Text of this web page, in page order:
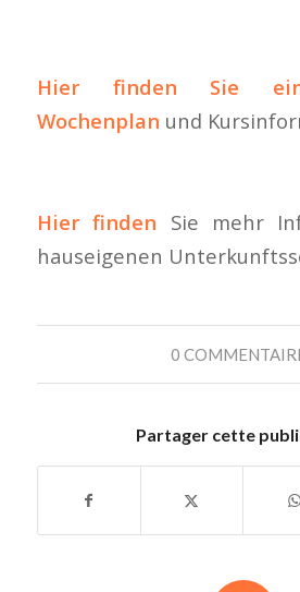
Hier finden Sie
Wochenplan und
Hier finden Sie mehr
hauseigenen
0
Partager cette